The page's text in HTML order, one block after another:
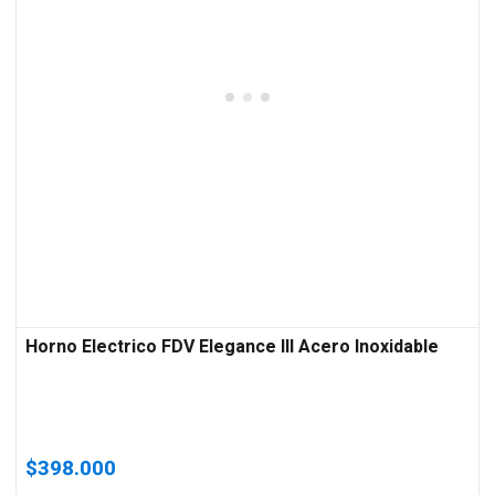
Horno Electrico FDV Elegance III Acero Inoxidable
$398.000